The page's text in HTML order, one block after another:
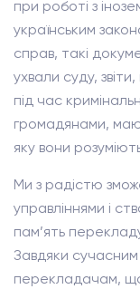
при роботі з
українським
справ, такі
ухвали суду,
під час
громадянами,
яку вони
Ми з радістю
управліннями і
пам’ять
Завдяки
перекладачам, що